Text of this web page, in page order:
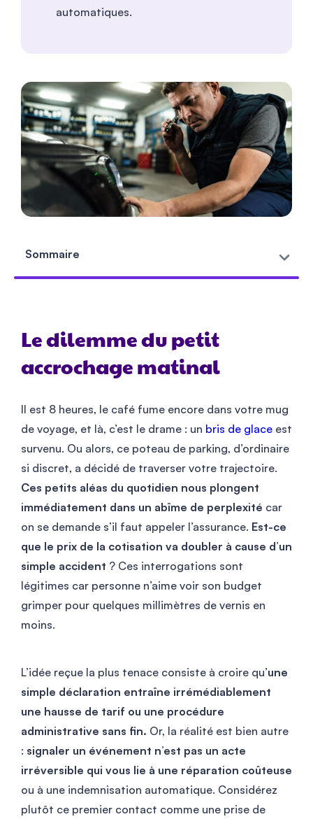
automatiques.
Sommaire
Le dilemme du petit
accrochage matinal
Il est 8 heures, le café fume encore dans votre mug
de voyage, et là, c’est le drame : un bris de glace est
survenu. Ou alors, ce poteau de parking, d’ordinaire
si discret, a décidé de traverser votre trajectoire.
Ces petits aléas du quotidien nous plongent
immédiatement dans un abîme de perplexité car
on se demande s’il faut appeler l’assurance. Est-ce
que le prix de la cotisation va doubler à cause d’un
simple accident ? Ces interrogations sont
légitimes car personne n’aime voir son budget
grimper pour quelques millimètres de vernis en
moins.
L’idée reçue la plus tenace consiste à croire qu’une
simple déclaration entraîne irrémédiablement
une hausse de tarif ou une procédure
administrative sans fin. Or, la réalité est bien autre
: signaler un événement n’est pas un acte
irréversible qui vous lie à une réparation coûteuse
ou à une indemnisation automatique. Considérez
plutôt ce premier contact comme une prise de